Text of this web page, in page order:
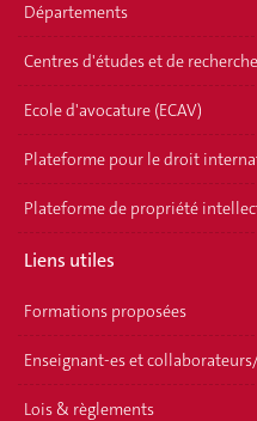
Départements
Centres d'études et de
Ecole d'avocature (ECAV)
Plateforme pour le droit
Plateforme de propriété
Liens utiles
Formations proposées
Enseignant-es et
Lois & règlements